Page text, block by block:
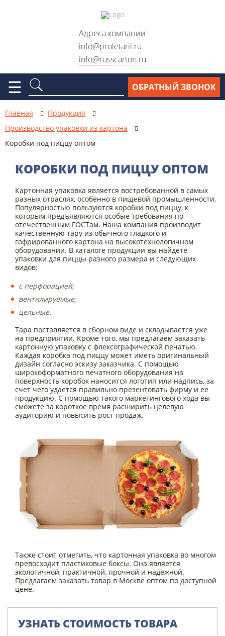
Адреса компании
Москва, ул. Электродная, д.
2, стр. 33
Москва, ул. Электродный
проезд, д. 6, стр. 1
проезд, д. 7Б, стр.2
д. 28Б, стр. 3
Схема проезда
Реквизиты
info@proletarii.ru
info@russcarton.ru
☰ ОБРАТНЫЙ ЗВОНОК
Главная
Продукция
Производство упаковки из картона
Коробки под пиццу оптом
КОРОБКИ ПОД ПИЦЦУ ОПТОМ
Картонная упаковка является востребованной в самых
разных отраслях, особенно в пищевой промышленности.
Популярностью пользуются коробки под пиццу, к
которым предъявляются особые требования по
отечественным ГОСТам. Наша компания производит
качественную тару из обычного гладкого и
гофрированного картона на высокотехнологичном
оборудовании. В каталоге продукции вы найдете
упаковки для пиццы разного размера и следующих
видов:
с перфорацией;
вентилируемые;
цельные.
Тара поставляется в сборном виде и складывается уже
на предприятии. Кроме того, мы предлагаем заказать
картонную упаковку с флексографической печатью.
Каждая коробка под пиццу может иметь оригинальный
дизайн согласно эскизу заказчика. С помощью
широкоформатного печатного оборудования на
поверхность коробок наносится логотип или надпись, за
счет чего удается правильно презентовать фирму и ее
продукцию. С помощью такого маркетингового хода вы
сможете за короткое время расширить целевую
аудиторию и повысить рост продаж.
Также стоит отметить, что картонная упаковка во многом
превосходит пластиковые боксы. Она является
экологичной, практичной, прочной и надежной.
Предлагаем заказать товар в Москве оптом по доступной
цене.
УЗНАТЬ СТОИМОСТЬ ТОВАРА